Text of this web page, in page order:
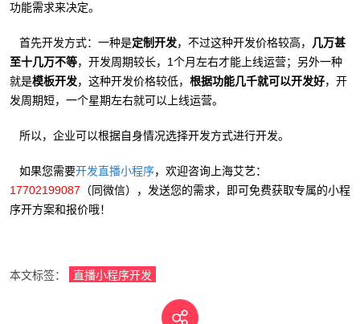
功能需求来决定。
首先开发方式：一种是定制开发，不过这种开发价格较高，
几万甚
至十几万不等，开发周期较长，1个月左右才能上线运营；另外一种
就是模板开发，这种开发价格较低， 根据功能几千就可以开发好，开
发周期短，一个星期左右就可以上线运营。
所以，企业可以根据自身情况选择开发方式进行开发。
如果您需要开发直播小程序，欢迎咨询上海艾艺：
17702199087 （同微信），发送您的需求，即可免费获取专属的小程
序开方案和报价哦！
本文标签： 直播小程序开发